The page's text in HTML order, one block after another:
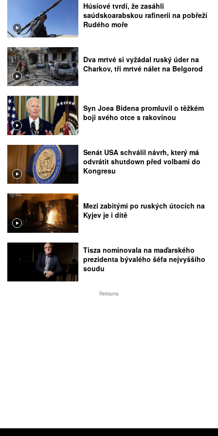
Húsíové tvrdí, že zasáhli
saúdskoarabskou rafinerii na pobřeží
Rudého moře
Dva mrtvé si vyžádal ruský úder na
Charkov, tři mrtvé nálet na Belgorod
Syn Joea Bidena promluvil o těžkém
boji svého otce s rakovinou
Senát USA schválil návrh, který má
odvrátit shutdown před volbami do
Kongresu
Mezi zabitými po ruských útocích na
Kyjev je i dítě
Tisza nominovala na maďarského
prezidenta bývalého šéfa nejvyššího
soudu
Reklama